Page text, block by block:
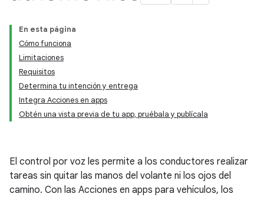
En esta página
Cómo funciona
Limitaciones
Requisitos
Determina tu intención y entrega
Integra Acciones en apps
Obtén una vista previa de tu app, pruébala y publícala
El control por voz les permite a los conductores realizar
tareas sin quitar las manos del volante ni los ojos del
camino. Con las Acciones en apps para vehículos, los